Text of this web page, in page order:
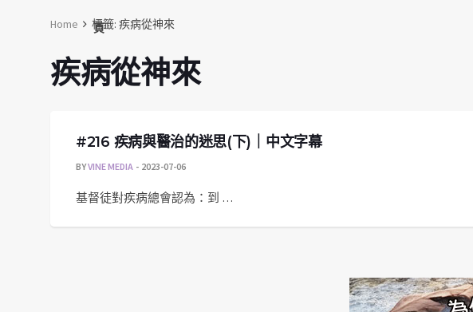
頁
Home 標籤: 疾病從神來
疾病從神來
#216 疾病與醫治的迷思(下)｜中文字幕
BYVINE MEDIA 2023-07-06
基督徒對疾病總會認為：到 …